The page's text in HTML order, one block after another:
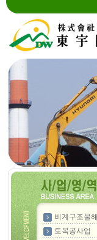
비계구조물
토목공사업